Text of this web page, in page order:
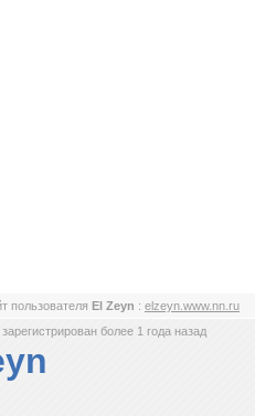
пользователя El Zeyn : elzeyn.www.nn.ru
более 1 года назад